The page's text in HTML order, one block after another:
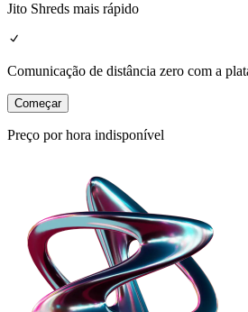
Jito Shreds mais rápido
Comunicação de distância zero com a
Começar
Preço por hora indisponível